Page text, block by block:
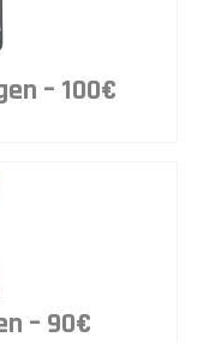
– 100€
– 90€